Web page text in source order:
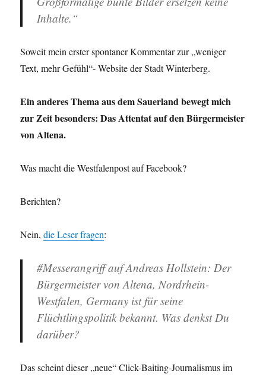
Inhalte.“
Soweit mein erster spontaner Kommentar zur „weniger
Text, mehr Gefühl“- Website der Stadt Winterberg.
Ein anderes Thema aus dem Sauerland bewegt mich
zur Zeit besonders: Das Attentat auf den Bürgermeister
von Altena.
Was macht die Westfalenpost auf Facebook?
Berichten?
Nein,die Leser fragen:
#Messerangriff auf Andreas Hollstein: Der
Bürgermeister von Altena, Nordrhein-
Westfalen, Germany ist für seine
Flüchtlingspolitik bekannt. Was denkst Du
darüber?
Das scheint dieser „neue“ Click-Baiting-Journalismus im